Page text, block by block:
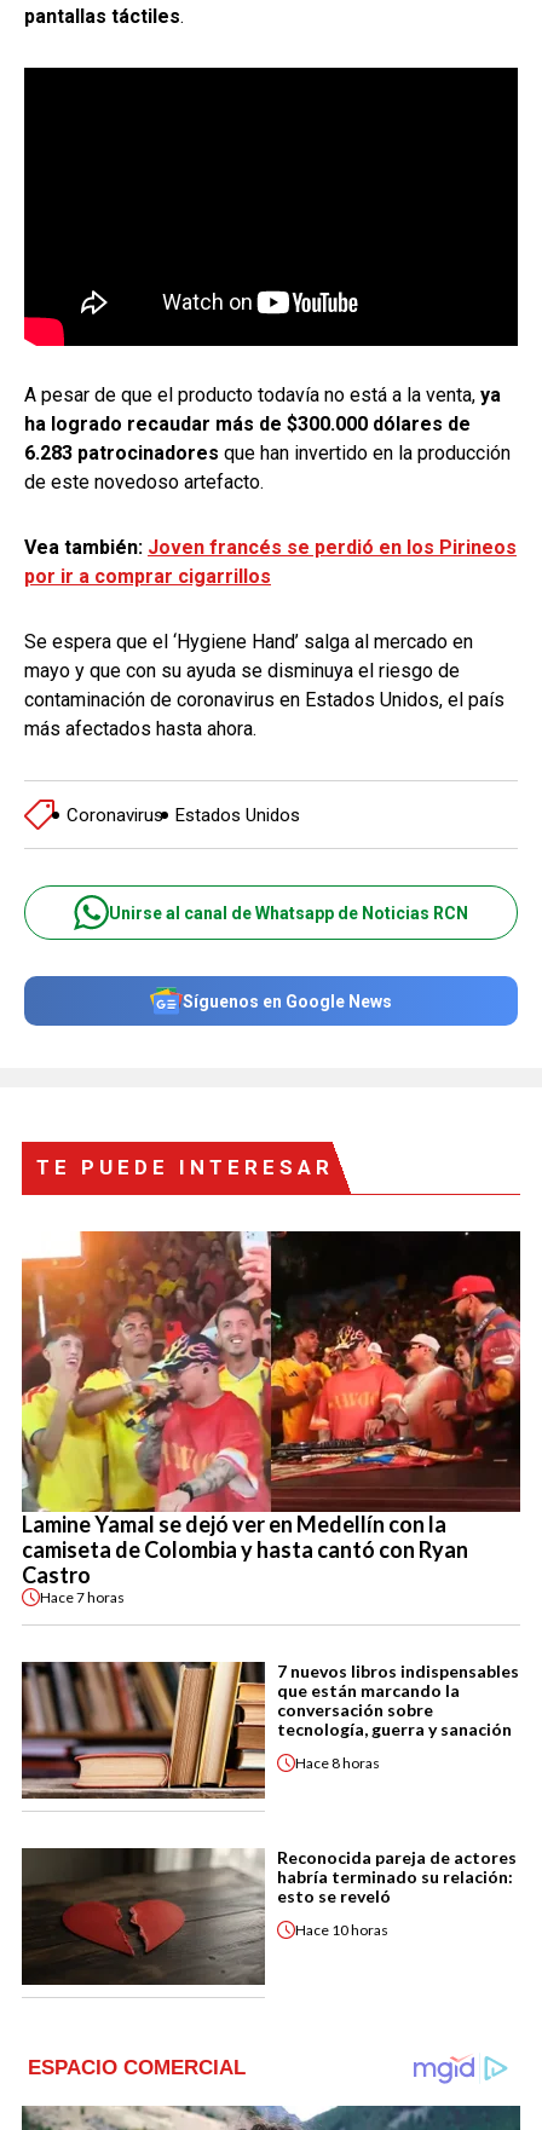
pantallas táctiles.
A pesar de que el producto todavía no está a la venta, ya
ha logrado recaudar más de $300.000 dólares de
6.283 patrocinadores que han invertido en la producción
de este novedoso artefacto.
Vea también: Joven francés se perdió en los Pirineos
por ir a comprar cigarrillos
Se espera que el ‘Hygiene Hand’ salga al mercado en
mayo y que con su ayuda se disminuya el riesgo de
contaminación de coronavirus en Estados Unidos, el país
más afectados hasta ahora.
Coronavirus Estados Unidos
Unirse al canal de Whatsapp de Noticias RCN
Síguenos en Google News
TE PUEDE INTERESAR
Lamine Yamal se dejó ver en Medellín con la
camiseta de Colombia y hasta cantó con Ryan
Castro
Hace7 horas
7 nuevos libros indispensables
que están marcando la
conversación sobre
tecnología, guerra y sanación
Hace8 horas
Reconocida pareja de actores
habría terminado su relación:
esto se reveló
Hace 10 horas